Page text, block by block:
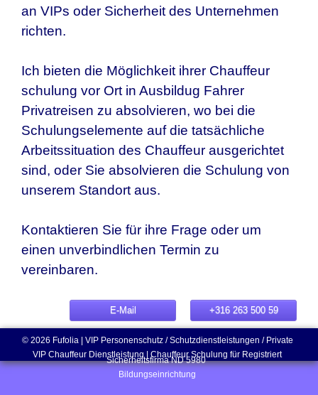
an VIPs oder Sicherheit des Unternehmen
richten.
Ich bieten die Möglichkeit ihrer Chauffeur
schulung vor Ort in Ausbildug Fahrer
Privatreisen zu absolvieren, wo bei die
Schulungselemente auf die tatsächliche
Arbeitssituation des Chauffeur ausgerichtet
sind, oder Sie absolvieren die Schulung von
unserem Standort aus.
Kontaktieren Sie für ihre Frage oder um
einen unverbindlichen Termin zu
vereinbaren.
+316 263 500 59
E-Mail
© 2026 Fufolia | VIP Personenschutz / Schutzdienstleistungen / Private
SicherheitsfirmaND 5980
VIP Chauffeur Dienstleistung | Chauffeur Schulung für Registriert
Bildungseinrichtung